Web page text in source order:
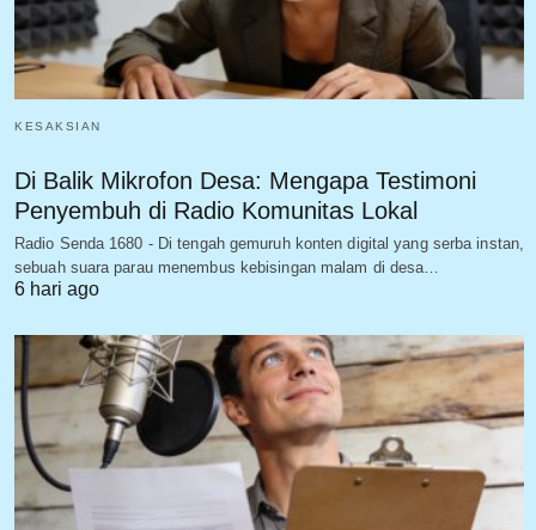
KESAKSIAN
Di Balik Mikrofon Desa: Mengapa Testimoni
Penyembuh di Radio Komunitas Lokal
Radio Senda 1680 - Di tengah gemuruh konten digital yang serba instan,
sebuah suara parau menembus kebisingan malam di desa…
6 hari ago